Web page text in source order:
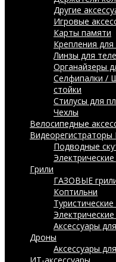
Другие
Игровые
Карты памяти
Крепления
Линзы для
Органайзеры
Селфипалки /
стойки
Стилусы для
Чехлы
Велосипедные
Видеорегистраторы
Подводные
Грили
ГАЗОВЫЕ
Коптильни
Туристические
Электрические
Аксессуары
Дроны
Аксессуары
ИТ-аксессуары